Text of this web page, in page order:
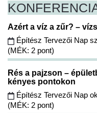
Azért a víz a zűr? –
Építész Tervezői Nap
(MÉK: 2 pont)
Rés a pajzson –
kényes pontokon
Építész Tervezői Nap
(MÉK: 2 pont)